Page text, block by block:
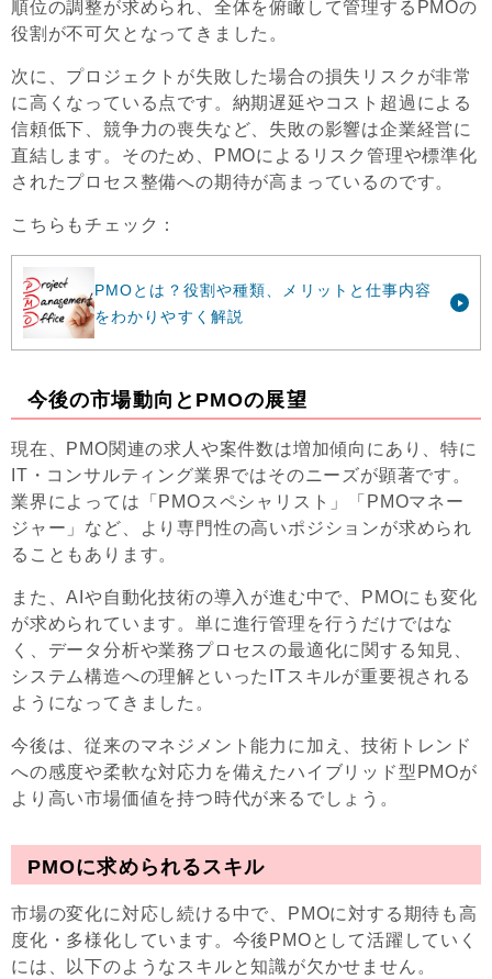
順位の調整が求められ、全体を俯瞰して管理するPMOの
役割が不可欠となってきました。
次に、プロジェクトが失敗した場合の損失リスクが非常
に高くなっている点です。納期遅延やコスト超過による
信頼低下、競争力の喪失など、失敗の影響は企業経営に
直結します。そのため、PMOによるリスク管理や標準化
されたプロセス整備への期待が高まっているのです。
こちらもチェック：
PMOとは？役割や種類、メリットと仕事内容
をわかりやすく解説
今後の市場動向とPMOの展望
現在、PMO関連の求人や案件数は増加傾向にあり、特に
IT・コンサルティング業界ではそのニーズが顕著です。
業界によっては「PMOスペシャリスト」「PMOマネー
ジャー」など、より専門性の高いポジションが求められ
ることもあります。
また、AIや自動化技術の導入が進む中で、PMOにも変化
が求められています。単に進行管理を行うだけではな
く、データ分析や業務プロセスの最適化に関する知見、
システム構造への理解といったITスキルが重要視される
ようになってきました。
今後は、従来のマネジメント能力に加え、技術トレンド
への感度や柔軟な対応力を備えたハイブリッド型PMOが
より高い市場価値を持つ時代が来るでしょう。
PMOに求められるスキル
市場の変化に対応し続ける中で、PMOに対する期待も高
度化・多様化しています。今後PMOとして活躍していく
には、以下のようなスキルと知識が欠かせません。